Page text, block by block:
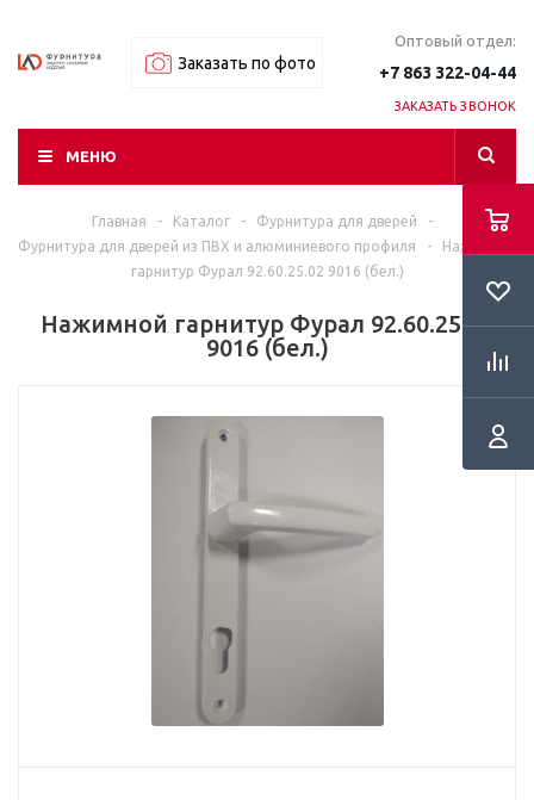
Заказать по фото
Оптовый отдел:
+7 863 322-04-44
ЗАКАЗАТЬ ЗВОНОК
МЕНЮ
Главная - Каталог - Фурнитура для дверей
-
Фурнитура для дверей из ПВХ и алюминиевого профиля
-
Нажимной
гарнитур Фурал 92.60.25.02 9016 (бел.)
Нажимной гарнитур Фурал 92.60.25.02
9016 (бел.)